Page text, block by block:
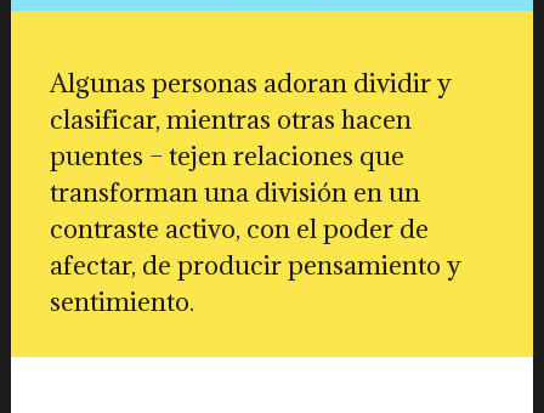
Algunas personas adoran dividir y
clasificar, mientras otras hacen
puentes – tejen relaciones que
transforman una división en un
contraste activo, con el poder de
afectar, de producir pensamiento y
sentimiento.